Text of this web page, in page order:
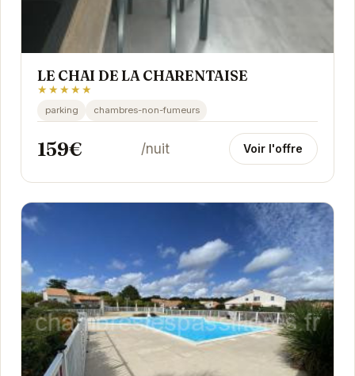
LE CHAI DE LA CHARENTAISE
★★★★★
parking chambres-non-fumeurs
159€ /nuit Voir l'offre